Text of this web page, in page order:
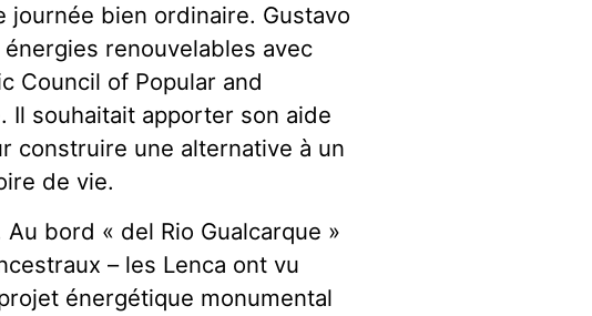
journée bien ordinaire. Gustavo
renouvelables avec
Council of Popular and
Il souhaitait apporter son aide
construire une alternative à un
de vie.
bord « del Rio Gualcarque »
– les Lenca ont vu
énergétique monumental